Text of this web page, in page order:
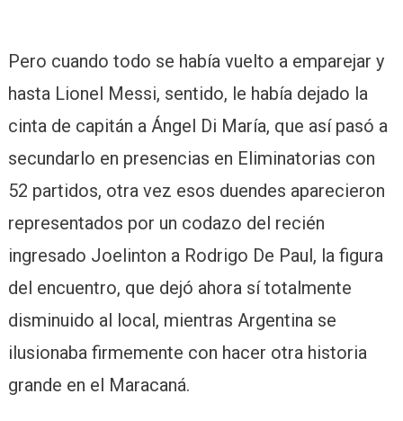
Pero cuando todo se había vuelto a emparejar y
hasta Lionel Messi, sentido, le había dejado la
cinta de capitán a Ángel Di María, que así pasó a
secundarlo en presencias en Eliminatorias con
52 partidos, otra vez esos duendes aparecieron
representados por un codazo del recién
ingresado Joelinton a Rodrigo De Paul, la figura
del encuentro, que dejó ahora sí totalmente
disminuido al local, mientras Argentina se
ilusionaba firmemente con hacer otra historia
grande en el Maracaná.